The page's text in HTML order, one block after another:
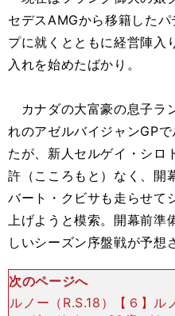
セデスAMGから移籍した
プに就くとともに経営陣入
入れを始めたばかり。
カナダの大富豪の息子ラ
れのアゼルバイジャンGP
たが、新人セルゲイ・シロ
許（こころもと）なく、開
バート・クビサも走らせて
上げようと模索。開幕前準
しいシーズン序盤戦が予想
次のページへ
ルノー（R.S.18）【６】ル